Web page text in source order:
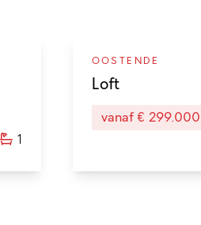
1
OOSTENDE
Loft
vanaf € 299.000